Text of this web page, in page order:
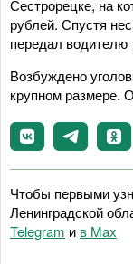
Сестрорецке, на
рублей. Спустя
передал водителю
Возбуждено
крупном размере.
Чтобы первыми
Ленинградской
Telegram и в Maх